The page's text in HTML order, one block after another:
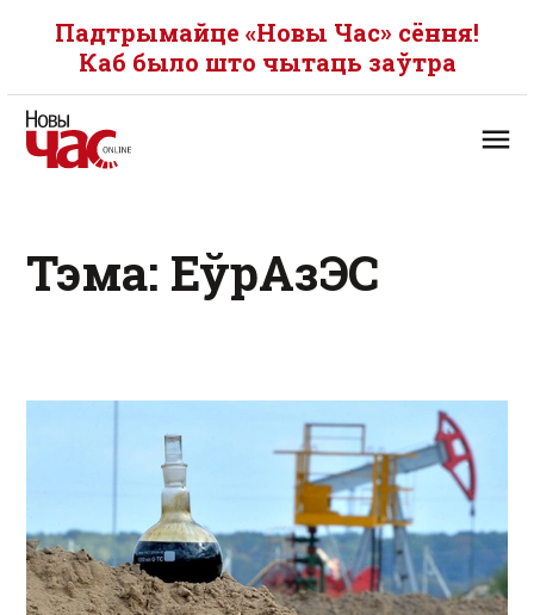
Падтрымайце «Новы Час» сёння!
Каб было што чытаць заўтра
Тэма: ЕўрАзЭС